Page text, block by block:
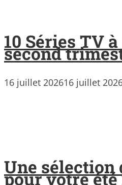
10 Séries TV
second
16 juillet 202616 juillet
Une sélection
pour votre été